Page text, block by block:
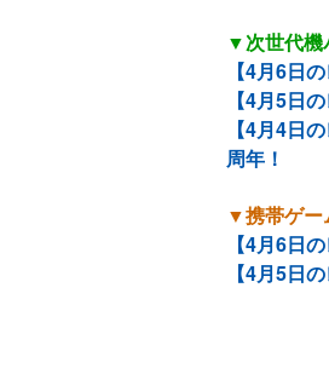
▼次世代機
【4月6日
【4月5日
【4月4日
周年！
▼携帯ゲー
【4月6日
【4月5日